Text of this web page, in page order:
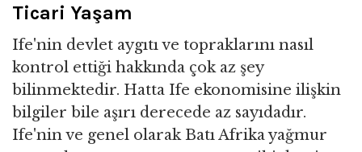
Ticari Yaşam
Ife'nin devlet aygıtı ve topraklarını nasıl
kontrol ettiği hakkında çok az şey
bilinmektedir. Hatta Ife ekonomisine ilişkin
bilgiler bile aşırı derecede az sayıdadır.
Ife'nin ve genel olarak Batı Afrika yağmur